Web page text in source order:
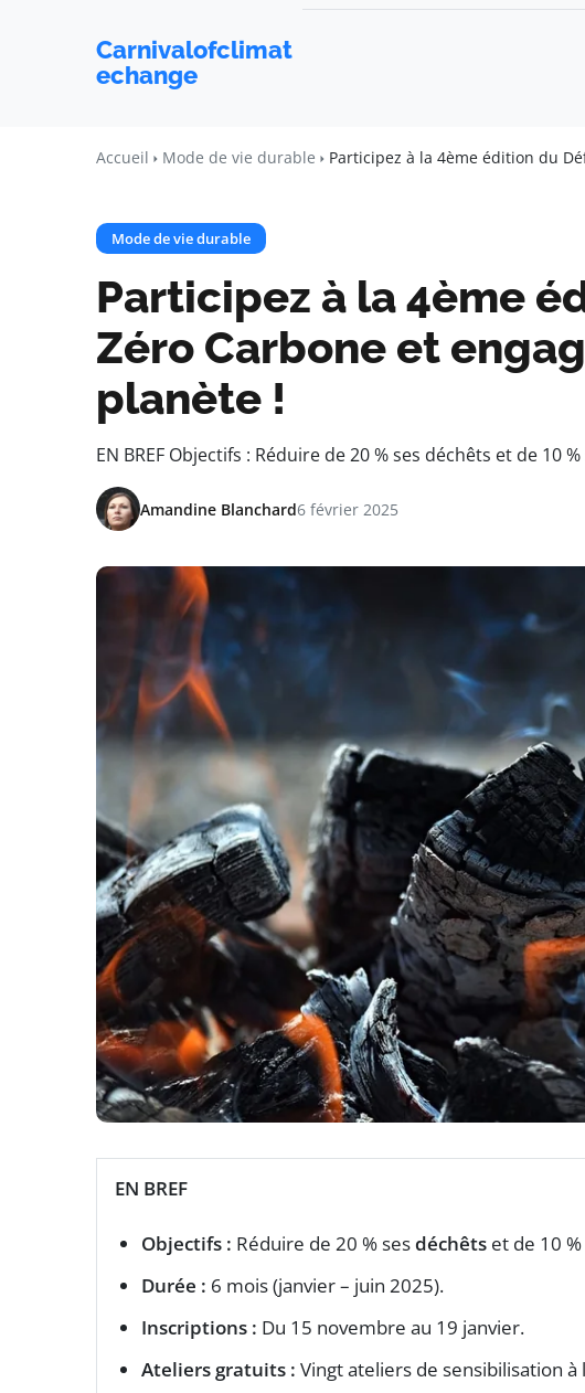
Carnivalofclimat
echange
Accueil Mode de vie durable Participez à la 4ème édition du
Mode de vie durable
Participez à la 4ème
Zéro Carbone et
planète !
EN BREF Objectifs : Réduire de 20 % ses déchêts et de 10
Amandine Blanchard6 février 2025
EN BREF
Objectifs : Réduire de 20 % sesdéchêts et de 10
Durée : 6 mois (janvier – juin 2025).
Inscriptions : Du 15 novembre au 19 janvier.
Ateliers gratuits : Vingt ateliers de sensibilisation à